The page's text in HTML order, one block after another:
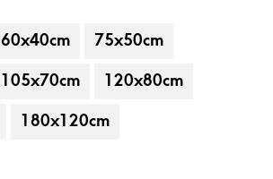
60x40cm 75x50cm
105x70cm 120x80cm
180x120cm